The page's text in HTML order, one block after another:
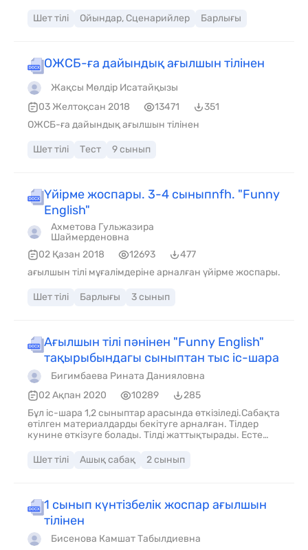
Шет тілі Ойындар, Сценарийлер Барлығы
ОЖСБ-ға дайындық ағылшын тілінен
Жақсы Мөлдір Исатайқызы
03 Желтоқсан 2018
13471
351
ОЖСБ-ға дайындық ағылшын тілінен
Шет тілі Тест 9 сынып
Үйірме жоспары. 3-4 сыныпnfh. "Funny
English"
Ахметова Гульжазира
Шаймерденовна
02 Қазан 2018
12693
477
ағылшын тілі мұғалімдеріне арналған үйірме жоспары.
Шет тілі Барлығы 3 сынып
Ағылшын тілі пәнінен "Funny English"
тақырыбындагы сыныптан тыс іс-шара
Бигимбаева Рината Данияловна
02 Ақпан 2020
10289
285
Бұл іс-шара 1,2 сыныптар арасында өткізіледі.Сабақта
өтілген материалдарды бекітуге арналған. Тілдер
кунине өткізуге болады. Тілді жаттықтырады. Есте
дамытады.жаңартылған бағдарламаға сай
Шет тілі Ашық сабақ 2 сынып
1 сынып күнтізбелік жоспар ағылшын
тілінен
Бисенова Камшат Табылдиевна